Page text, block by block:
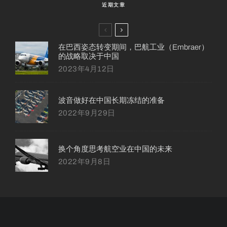
近期文章
在巴西姿态转变期间，巴航工业（Embraer）
的战略取决于中国
2023年4月12日
波音做好在中国长期冻结的准备
2022年9月29日
换个角度思考航空业在中国的未来
2022年9月8日